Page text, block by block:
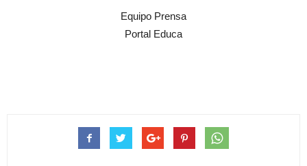
Equipo Prensa
Portal Educa